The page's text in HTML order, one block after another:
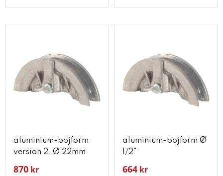
aluminium-böjform
version 2. Ø 22mm
870 kr
aluminium-böjform Ø
1/2"
664 kr